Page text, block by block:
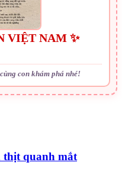
VIỆT NAM ✨
con khám phá nhé!
thịt quanh mắt